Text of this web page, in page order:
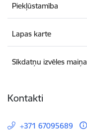
Piekļūstamība
Lapas karte
Sīkdatņu izvēles maiņa
Kontakti
+371 67095689